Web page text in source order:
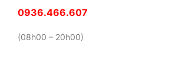
0936.466.607
(08h00 – 20h00)